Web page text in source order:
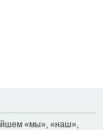
«мы», «наш»,